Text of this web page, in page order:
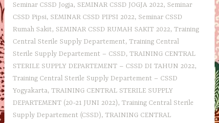
Seminar CSSD Jogja, SEMINAR CSSD JOGJA 2022, Seminar
CSSD Pipsi, SEMINAR CSSD PIPSI 2022, Seminar CSSD
Rumah Sakit, SEMINAR CSSD RUMAH SAKIT 2022,Training
Central Sterile Supply Departement,Training Central
Sterile Supply Departement – CSSD,TRAINING CENTRAL
STERILE SUPPLY DEPARTEMENT – CSSD DI TAHUN 2022,
Training Central Sterile Supply Departement – CSSD
Yogyakarta,TRAINING CENTRAL STERILE SUPPLY
DEPARTEMENT (20-21 JUNI 2022),Training Central Sterile
Supply Departement‎ (CSSD),TRAINING CENTRAL